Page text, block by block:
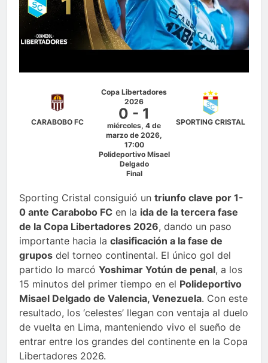
CARABOBO FC
Copa Libertadores
2026
0 - 1
miércoles, 4 de
marzo de 2026,
17:00
Polideportivo Misael
Delgado
Final
SPORTING CRISTAL
Sporting Cristal consiguió un triunfo clave por 1-
0 ante Carabobo FC en la ida de la tercera fase
de la Copa Libertadores 2026, dando un paso
importante hacia la clasificación a la fase de
grupos del torneo continental. El único gol del
partido lo marcó Yoshimar Yotún de penal, a los
15 minutos del primer tiempo en el Polideportivo
Misael Delgado de Valencia, Venezuela. Con este
resultado, los ‘celestes’ llegan con ventaja al duelo
de vuelta en Lima, manteniendo vivo el sueño de
entrar entre los grandes del continente en la Copa
Libertadores 2026.